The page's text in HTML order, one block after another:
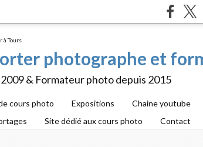
photographe et
& Formateur photo depuis 2015
cours photo Expositions
Chaine youtube
Site dédié aux cours photo Contact